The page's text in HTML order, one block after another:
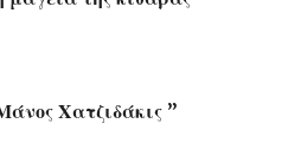
Χατζιδάκις ”